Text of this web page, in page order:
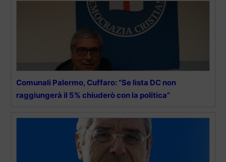
Comunali Palermo, Cuffaro: “Se lista DC non
raggiungerà il 5% chiuderò con la politica”